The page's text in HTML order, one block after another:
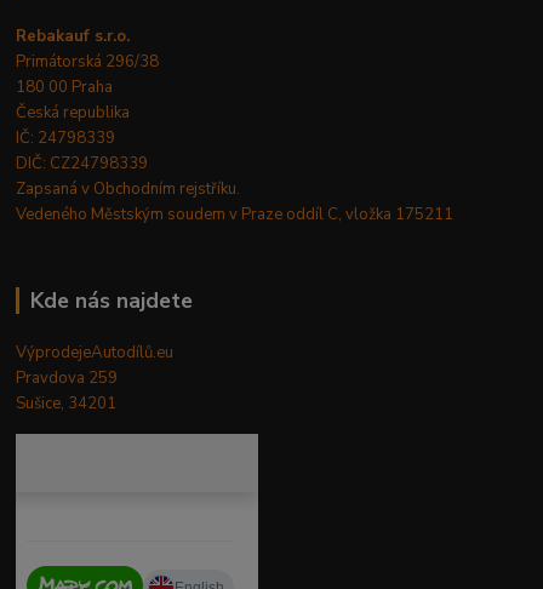
Rebakauf s.r.o.
Primátorská 296/38
180 00 Praha
Česká republika
IČ: 24798339
DIČ: CZ24798339
Zapsaná v Obchodním rejstříku.
Vedeného Městským soudem v Praze oddíl C, vložka 175211
Kde nás najdete
VýprodejeAutodílů.eu
Pravdova 259
Sušice, 34201